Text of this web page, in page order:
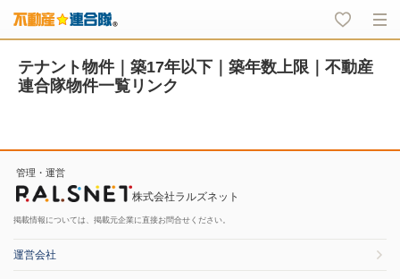
テナント物件｜築17年以下｜築年数上限｜不動産
連合隊物件一覧リンク
管理・運営
株式会社ラルズネット
掲載情報については、掲載元企業に直接お問合せください。
運営会社